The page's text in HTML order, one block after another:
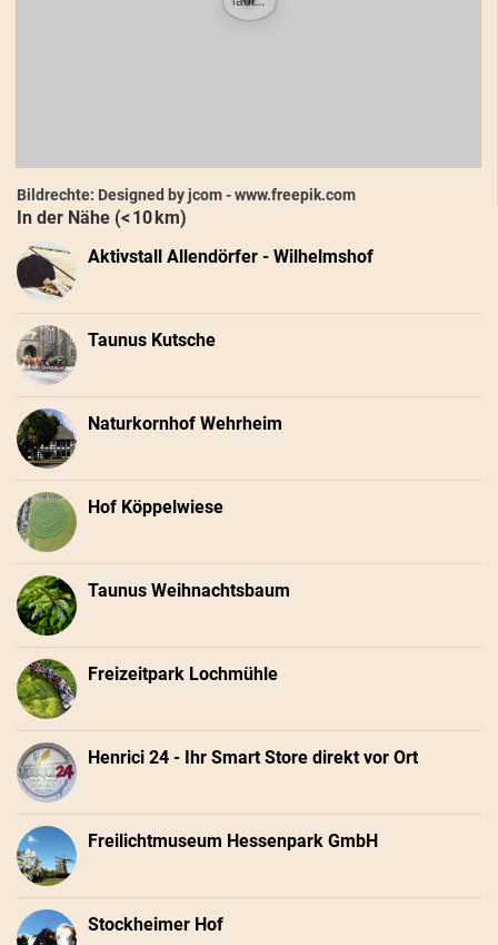
Bildrechte: Designed by jcom - www.freepik.com
In der Nähe (< 10 km)
Aktivstall Allendörfer - Wilhelmshof
Taunus Kutsche
Naturkornhof Wehrheim
Hof Köppelwiese
Taunus Weihnachtsbaum
Freizeitpark Lochmühle
Henrici 24 - Ihr Smart Store direkt vor Ort
Freilichtmuseum Hessenpark GmbH
Stockheimer Hof